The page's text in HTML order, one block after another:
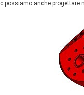
possiamo anche